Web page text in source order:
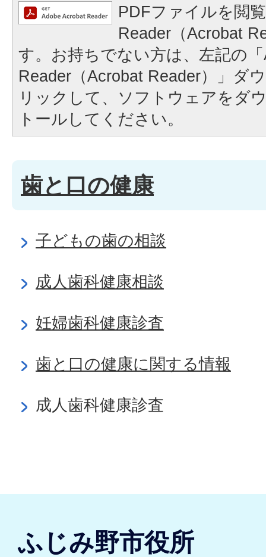
PDFファイルを閲
Reader（Acrobat
す。お持ちでない方は、左記の
Reader（Acrobat Reader）」ダ
リックして、ソフトウェアをダ
トールしてください。
歯と口の健康
子どもの歯の相談
成人歯科健康相談
妊婦歯科健康診査
歯と口の健康に関する情報
成人歯科健康診査
ふじみ野市役所